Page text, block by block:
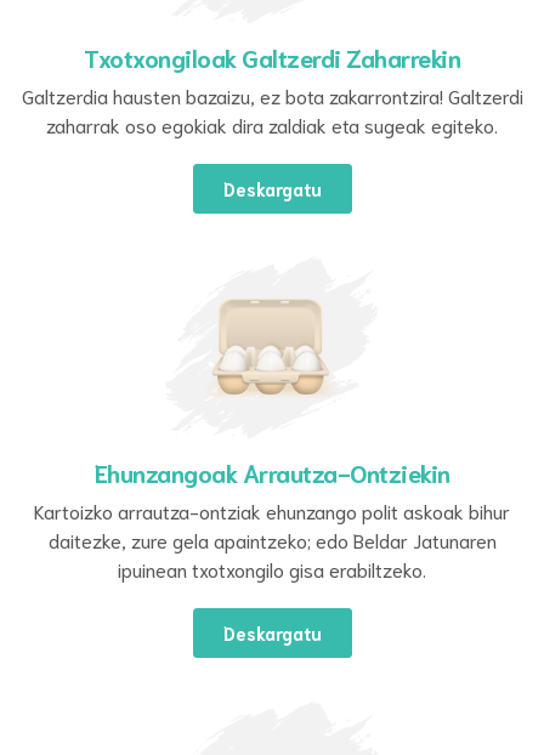
Txotxongiloak Galtzerdi Zaharrekin
Galtzerdia hausten bazaizu, ez bota zakarrontzira! Galtzerdi
zaharrak oso egokiak dira zaldiak eta sugeak egiteko.
Deskargatu
Ehunzangoak Arrautza-Ontziekin
Kartoizko arrautza-ontziak ehunzango polit askoak bihur
daitezke, zure gela apaintzeko; edo Beldar Jatunaren
ipuinean txotxongilo gisa erabiltzeko.
Deskargatu